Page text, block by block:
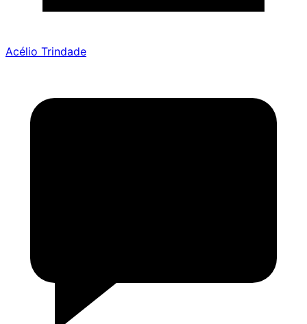
Acélio Trindade